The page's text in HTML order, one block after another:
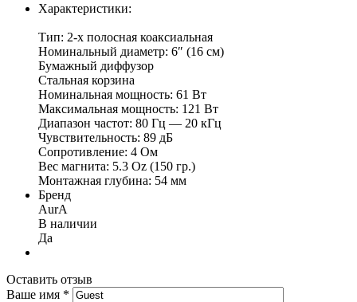
Характеристики:
Тип: 2-х полосная коаксиальная
Номинальный диаметр: 6″ (16 см)
Бумажный диффузор
Стальная корзина
Номинальная мощность: 61 Вт
Максимальная мощность: 121 Вт
Диапазон частот: 80 Гц — 20 кГц
Чувствительность: 89 дБ
Сопротивление: 4 Ом
Вес магнита: 5.3 Oz (150 гр.)
Монтажная глубина: 54 мм
Бренд
AurA
В наличии
Да
Оставить отзыв
Ваше имя *